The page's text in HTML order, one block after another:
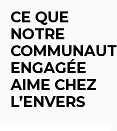
CE QUE
NOTRE
ENGAGÉE
AIME CHEZ
L’ENVERS